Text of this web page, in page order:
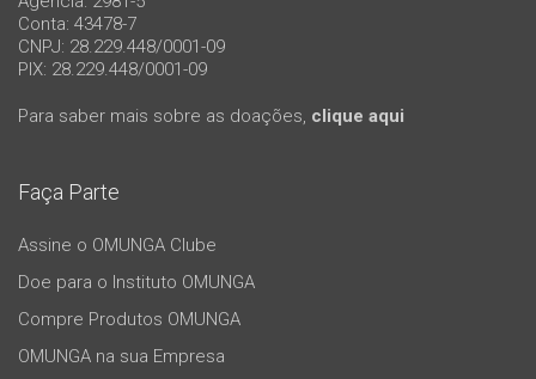
Conta: 43478-7
CNPJ: 28.229.448/0001-09
PIX: 28.229.448/0001-09
Para saber mais sobre as doações, clique aqui
Faça Parte
Assine o OMUNGA Clube
Doe para o Instituto OMUNGA
Compre Produtos OMUNGA
OMUNGA na sua Empresa